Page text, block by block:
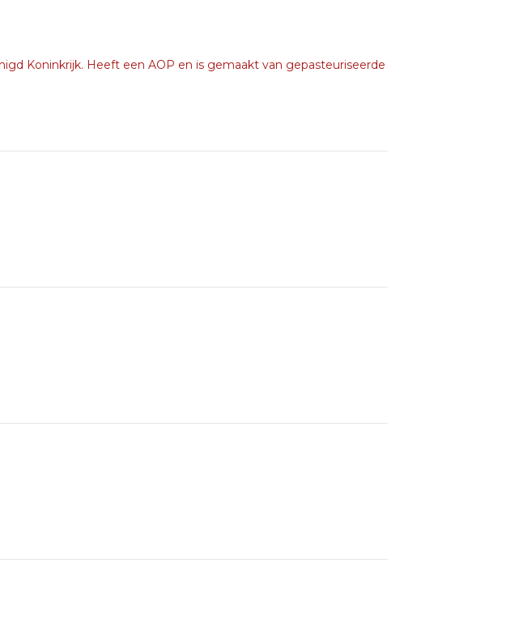
Koninkrijk. Heeft een AOP en is gemaakt van gepasteuriseerde